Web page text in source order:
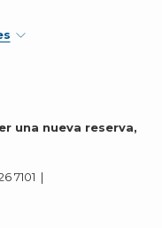
de rosa sobre la cama en
espumoso en la
una nueva reserva,
7101 |